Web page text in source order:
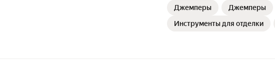
Джемперы Джемперы
Инструменты для отделки